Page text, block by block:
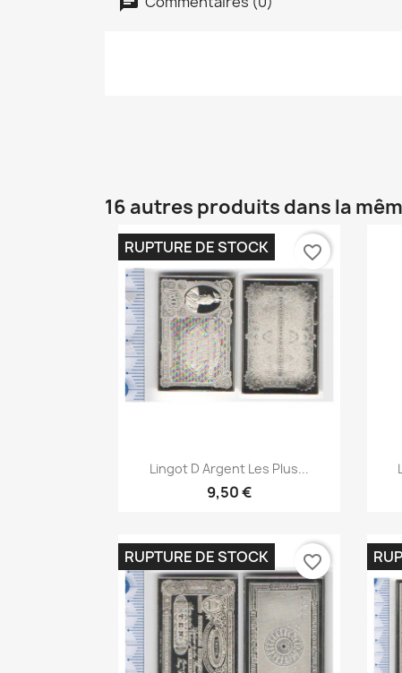
16 autres produits dans la
Aperçu rapide
Lingot D Argent Les Plus...
9,50 €
RUPTURE DE STOCK favorite_border
RUPTURE DE STOCK favorite_border